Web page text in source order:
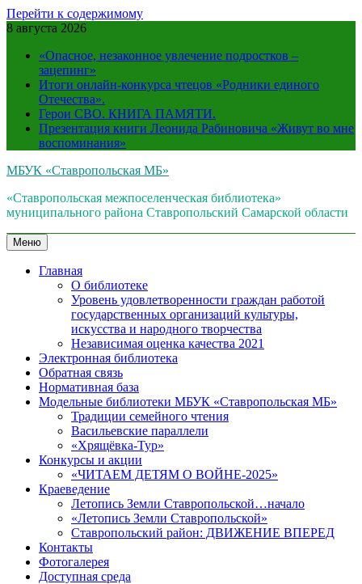
Перейти к содержимому
8 августа 2026
«Опасное, незаконное увлечение подростков –
зацепинг»
Итоги онлайн-конкурса чтецов «Родники единого
Отечества».
Герои СВО. КНИГА ПАМЯТИ.
Презентация книги Леонида Рабиновича «Живут во мне
воспоминания»
МБУК «Ставропольская МБ»
«Ставропольская межпоселенческая библиотека»
муниципального района Ставропольский Самарской области
Меню
Главная
О библиотеке
Уровень удовлетворенности граждан работой
государственных организаций культуры,
искусства и народного творчества
Независимая оценка качества 2021
Электронная библиотека
Обратная связь
Нормативная база
Модельные библиотеки МБУК «Ставропольская МБ»
Традиции семейного чтения
Васильевские параллели
«Хрящёвка-Тур»
Конкурсы и акции
«ЧИТАЕМ ДЕТЯМ О ВОЙНЕ-2025»
Краеведение
Летопись Земли Ставропольской…начало
«Летопись Земли Ставропольской»
Ставропольский район: ДВИЖЕНИЕ ВПЕРЕД
Контакты
Фотогалерея
Доступная среда